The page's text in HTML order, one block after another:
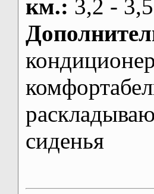
км.: 3,2 -
сиденья